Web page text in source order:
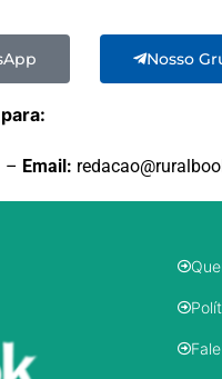
Nosso
– Email: